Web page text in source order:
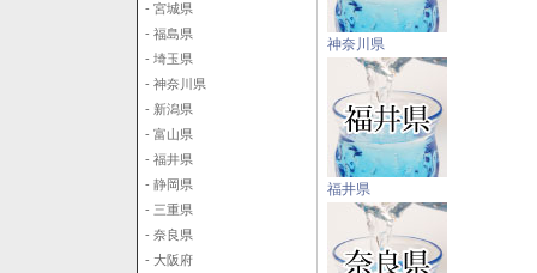
- 宮城県
- 福島県
- 埼玉県
- 神奈川県
- 新潟県
- 富山県
- 福井県
- 静岡県
- 三重県
- 奈良県
- 大阪府
神奈川県
福井県